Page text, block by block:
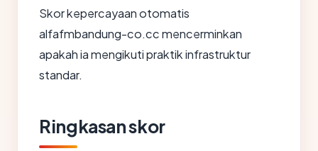
Skor kepercayaan otomatis
alfafmbandung-co.cc mencerminkan
apakah ia mengikuti praktik infrastruktur
standar.
Ringkasan skor